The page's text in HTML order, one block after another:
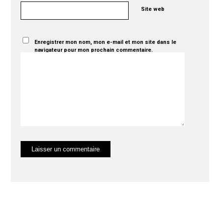
Site web
Enregistrer mon nom, mon e-mail et mon site dans le
navigateur pour mon prochain commentaire.